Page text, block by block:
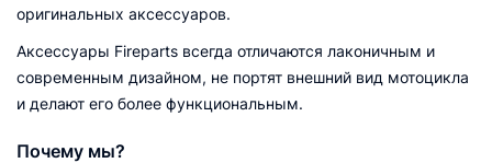
оригинальных аксессуаров.
Аксессуары Fireparts всегда отличаются лаконичным и
современным дизайном, не портят внешний вид мотоцикла
и делают его более функциональным.
Почему мы?